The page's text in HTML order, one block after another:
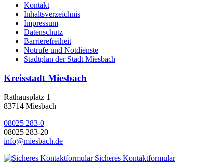
Kontakt
Inhaltsverzeichnis
Impressum
Datenschutz
Barrierefreiheit
Notrufe und Notdienste
Stadtplan der Stadt Miesbach
Kreisstadt Miesbach
Rathausplatz 1
83714 Miesbach
08025 283-0
08025 283-20
info@miesbach.de
Sicheres Kontaktformular